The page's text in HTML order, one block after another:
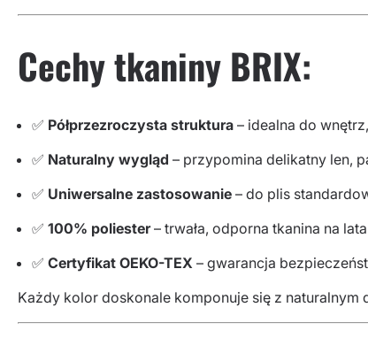
Cechy tkaniny BRIX:
✅ Półprzezroczysta struktura – idealna do
✅ Naturalny wygląd – przypomina delikatny len,
✅ Uniwersalne zastosowanie – do plis
✅ 100% poliester– trwała, odporna tkanina na
✅ Certyfikat OEKO-TEX – gwarancja
Każdy kolor doskonale komponuje się z naturalnym